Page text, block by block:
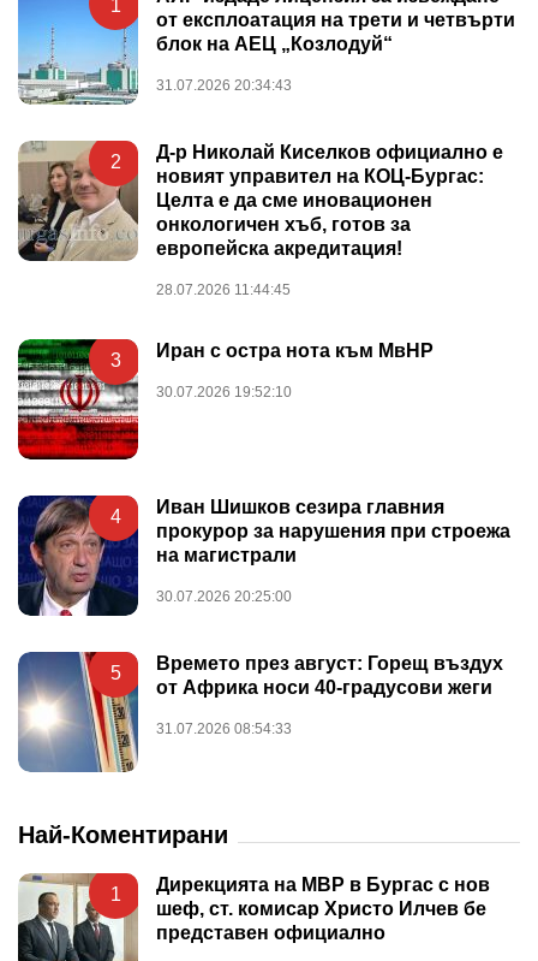
1
от експлоатация на трети и четвърти
блок на АЕЦ „Козлодуй“
31.07.2026 20:34:43
2
Д-р Николай Киселков официално е
новият управител на КОЦ-Бургас:
Целта е да сме иновационен
онкологичен хъб, готов за
европейска акредитация!
28.07.2026 11:44:45
3 Иран с остра нота към МвНР
30.07.2026 19:52:10
4
Иван Шишков сезира главния
прокурор за нарушения при строежа
на магистрали
30.07.2026 20:25:00
5
Времето през август: Горещ въздух
от Африка носи 40-градусови жеги
31.07.2026 08:54:33
Най-Коментирани
1
Дирекцията на МВР в Бургас с нов
шеф, ст. комисар Христо Илчев бе
представен официално